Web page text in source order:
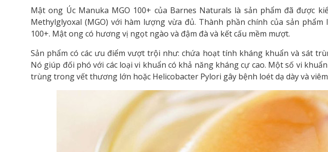
Mật ong ÚcManuka MGO 100+ của Barnes Naturals là sản phẩm đã được
Methylglyoxal (MGO) với hàm lượng vừa đủ. Thành phần chính của sản phẩm
100+. Mật ong có hương vị ngọt ngào và đậm đà và kết cấu mềm mượt.
Sản phẩm có các ưu điểm vượt trội như: chứa hoạt tính kháng khuẩn và sát
Nó giúp đối phó với các loại vi khuẩn có khả năng kháng cự cao. Một số vi
trùng trong vết thương lớn hoặc Helicobacter Pylori gây bệnh loét dạ dày và